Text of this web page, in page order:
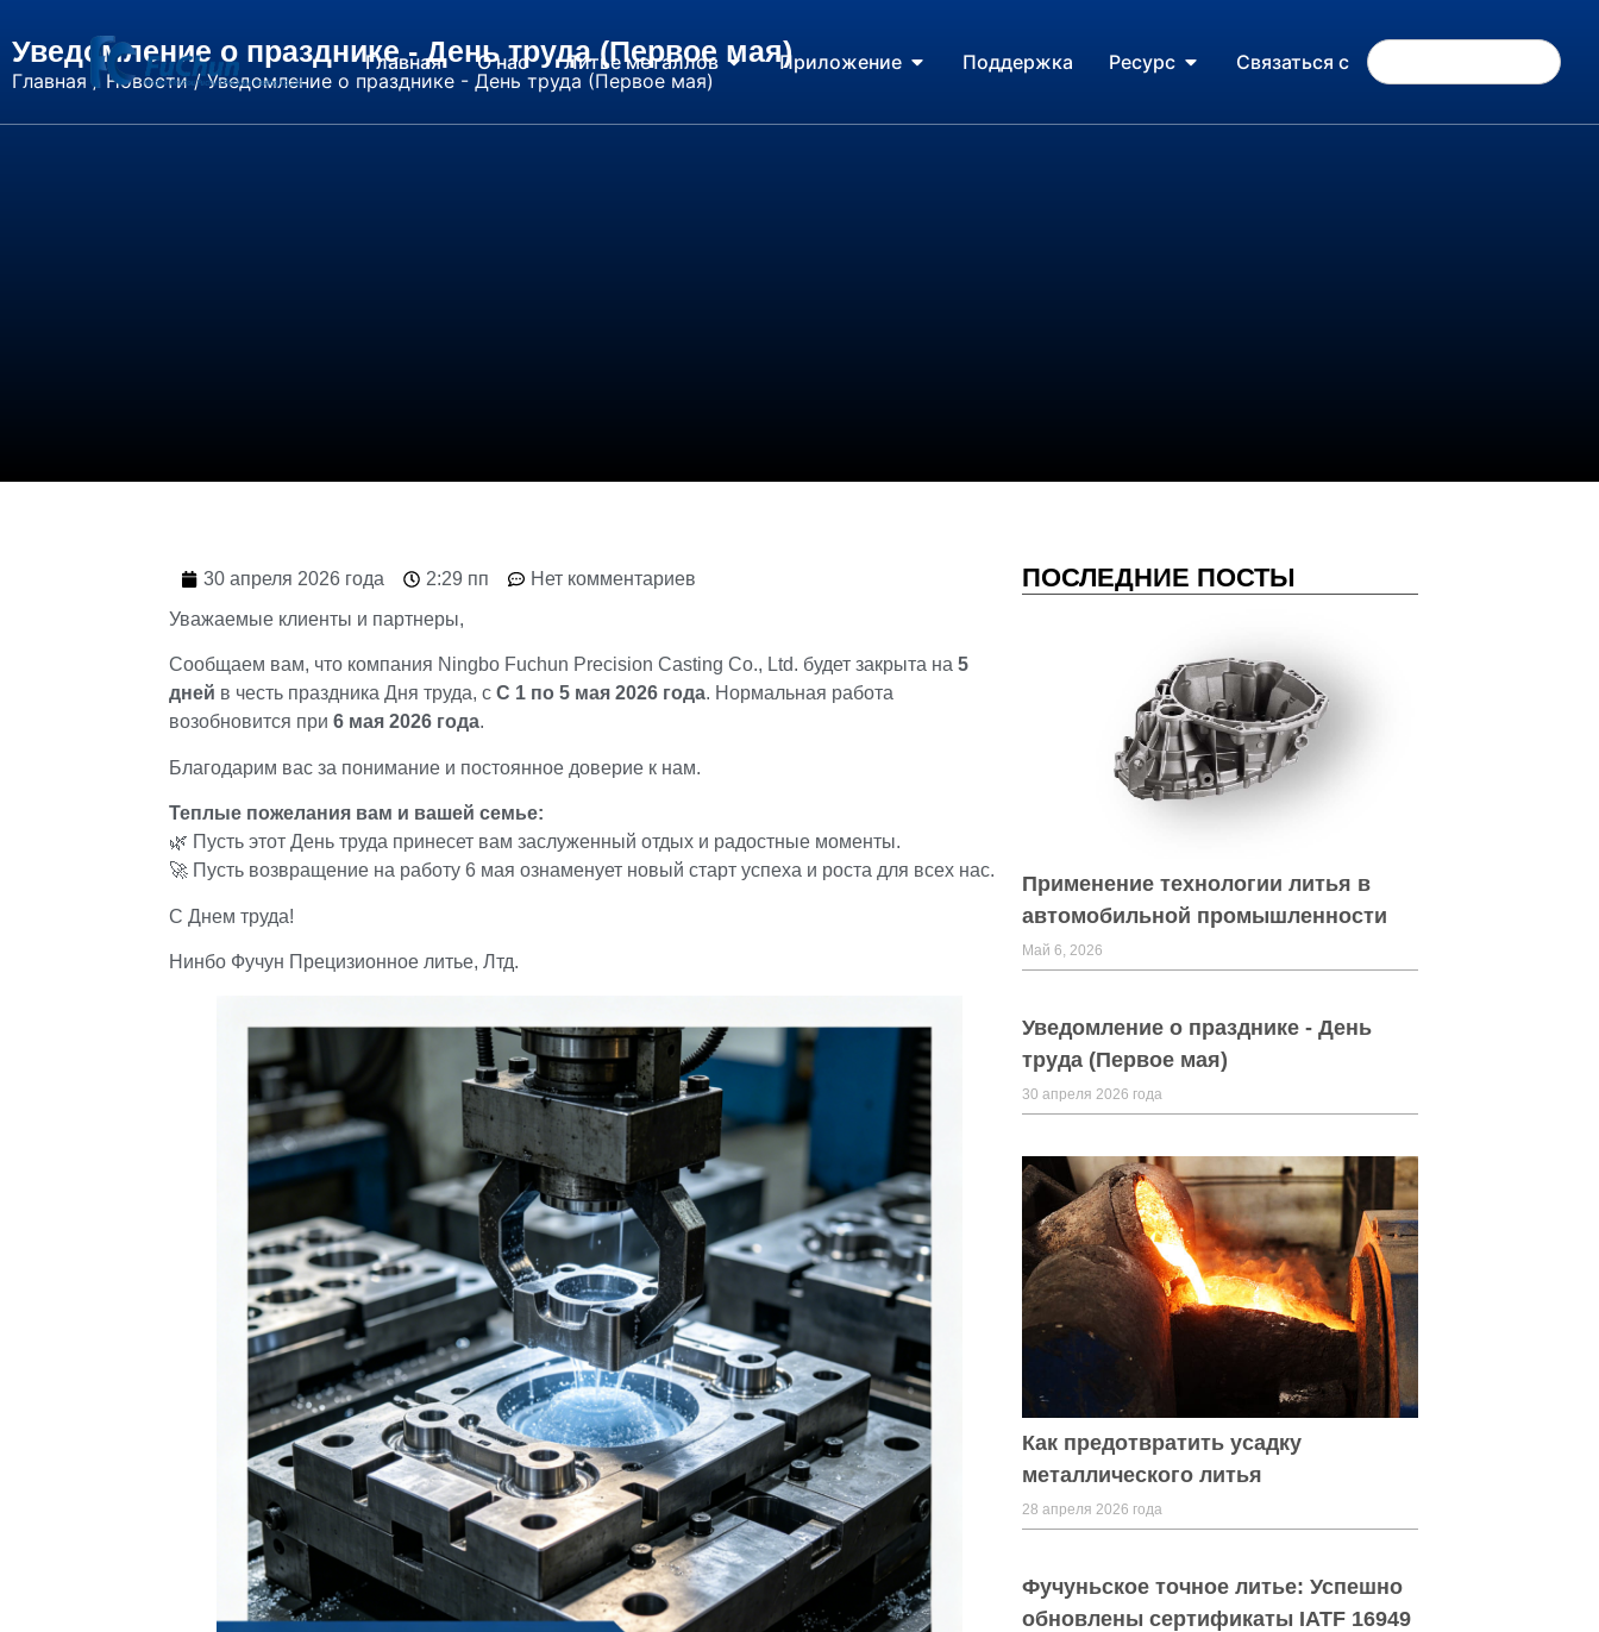
Главная О нас Литье металлов Приложение Поддержка Ресурс Связаться с
Уведомление о празднике - День труда (Первое мая)
Главная / Новости/ Уведомление о празднике - День труда (Первое мая)
30 апреля 2026 года 2:29 пп
Нет комментариев
Уважаемые клиенты и партнеры,
Сообщаем вам, что компания Ningbo Fuchun Precision Casting Co., Ltd. будет закрыта на5
дней в честь праздника Дня труда, сС 1 по 5 мая 2026 года. Нормальная работа
возобновится при6 мая 2026 года.
Благодарим вас за понимание и постоянное доверие к нам.
Теплые пожелания вам и вашей семье:
🌿 Пусть этот День труда принесет вам заслуженный отдых и радостные моменты.
🚀 Пусть возвращение на работу 6 мая ознаменует новый старт успеха и роста для всех нас.
С Днем труда!
Нинбо Фучун Прецизионное литье, Лтд.
ПОСЛЕДНИЕ ПОСТЫ
Применение технологии литья в
автомобильной промышленности
Май 6, 2026
Уведомление о празднике - День
труда (Первое мая)
30 апреля 2026 года
Как предотвратить усадку
металлического литья
28 апреля 2026 года
Фучуньское точное литье: Успешно
обновлены сертификаты IATF 16949